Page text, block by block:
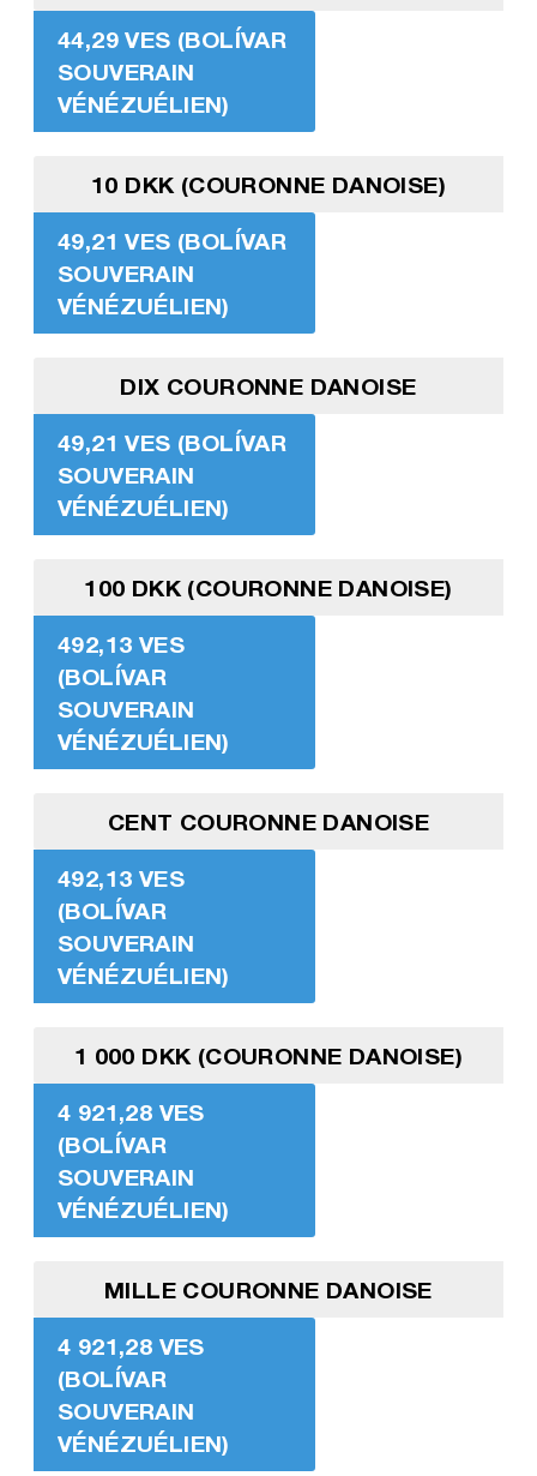
44,29 VES (BOLÍVAR
SOUVERAIN
VÉNÉZUÉLIEN)
10 DKK (COURONNE DANOISE)
49,21 VES (BOLÍVAR
SOUVERAIN
VÉNÉZUÉLIEN)
DIX COURONNE DANOISE
49,21 VES (BOLÍVAR
SOUVERAIN
VÉNÉZUÉLIEN)
100 DKK (COURONNE DANOISE)
492,13 VES
(BOLÍVAR
SOUVERAIN
VÉNÉZUÉLIEN)
CENT COURONNE DANOISE
492,13 VES
(BOLÍVAR
SOUVERAIN
VÉNÉZUÉLIEN)
1 000 DKK (COURONNE DANOISE)
4 921,28 VES
(BOLÍVAR
SOUVERAIN
VÉNÉZUÉLIEN)
MILLE COURONNE DANOISE
4 921,28 VES
(BOLÍVAR
SOUVERAIN
VÉNÉZUÉLIEN)